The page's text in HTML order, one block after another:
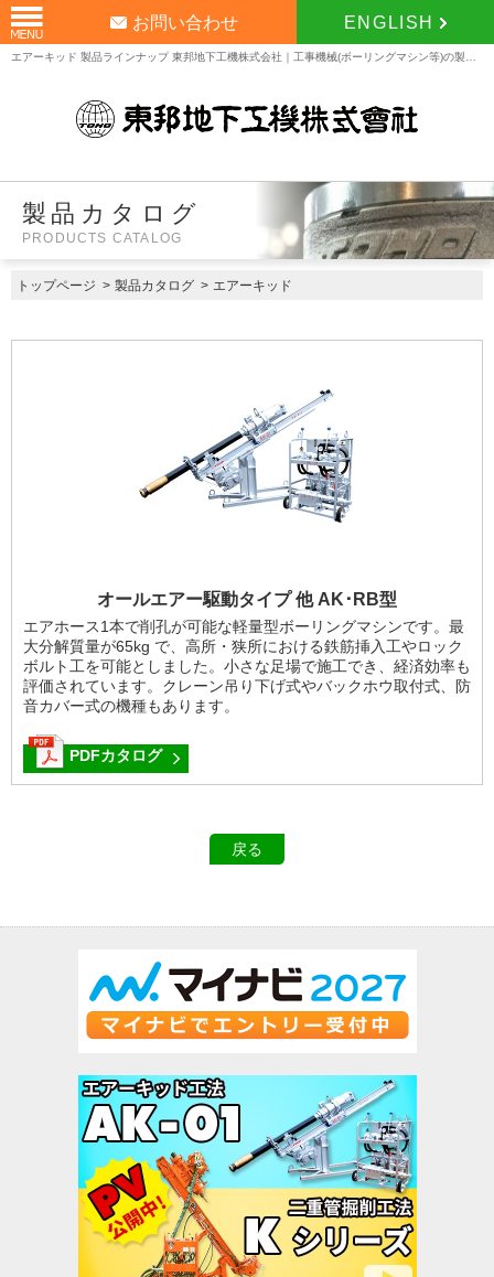
お問い合わせ ENGLISH
製品カタログ
PRODUCTS CATALOG
トップページ > 製品カタログ > エアーキッド
オールエアー駆動タイプ 他 AK･RB型
エアホース1本で削孔が可能な軽量型ボーリングマシンです。最
大分解質量が65kg で、高所・狭所における鉄筋挿入工やロック
ボルト工を可能としました。小さな足場で施工でき、経済効率も
評価されています。クレーン吊り下げ式やバックホウ取付式、防
音カバー式の機種もあります。
PDFカタログ
戻る